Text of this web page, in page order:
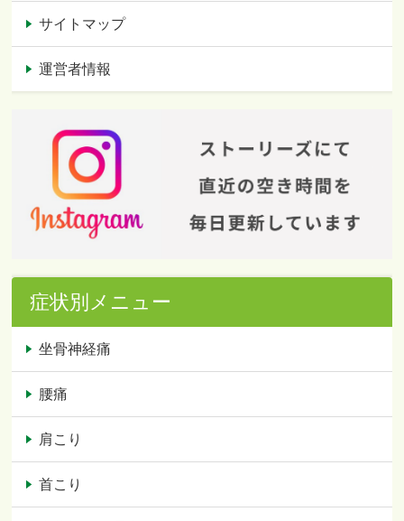
サイトマップ
運営者情報
症状別メニュー
坐骨神経痛
腰痛
肩こり
首こり